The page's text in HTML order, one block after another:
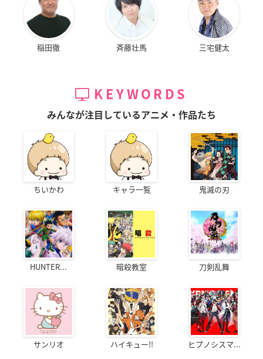
稲田徹 斉藤壮馬 三宅健太
KEYWORDS
みんなが注目しているアニメ・作品たち
ちいかわ キャラ一覧 鬼滅の刃
HUNTER... 暗殺教室 刀剣乱舞
サンリオ ハイキュー!! ヒプノシスマ...